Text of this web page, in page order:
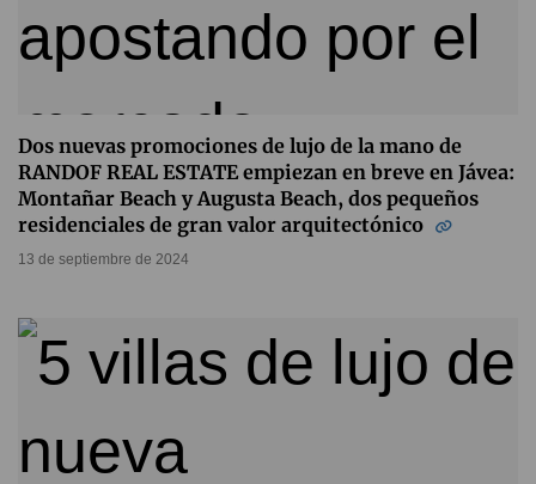
Dos nuevas promociones de lujo de la mano de
RANDOF REAL ESTATE empiezan en breve en Jávea:
Montañar Beach y Augusta Beach, dos pequeños
residenciales de gran valor arquitectónico
13 de septiembre de 2024